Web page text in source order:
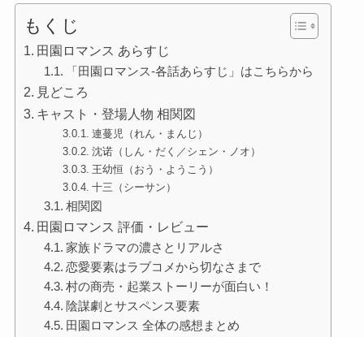
もくじ
田園ロマンス あらすじ
「田園ロマンス-各話あらすじ」はこちらから
見どころ
キャスト・登場人物 相関図
連蔓児（れん・まんじ）
沈诺（しん・だく／シェン・ノオ）
王幼恒（おう・ようこう）
十三（シーサン）
相関図
田園ロマンス 評価・レビュー
家族ドラマの濃さとリアルさ
恋愛要素はラブコメから切なさまで
村の商売・起業ストーリーが面白い！
陰謀劇とサスペンス要素
田園ロマンス 全体の感想まとめ